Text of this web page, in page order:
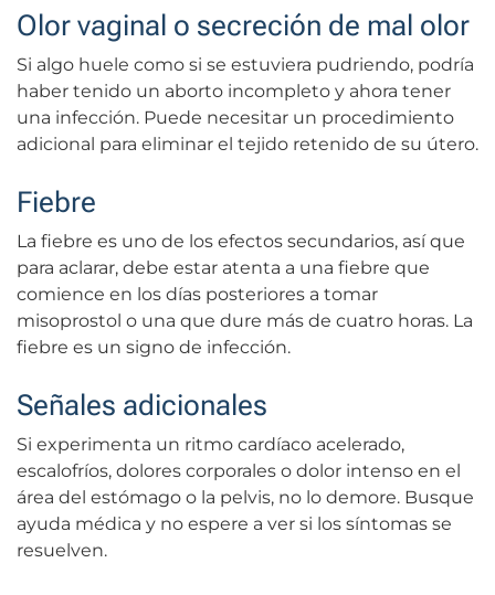
Olor vaginal o secreción de mal olor
Si algo huele como si se estuviera pudriendo, podría
haber tenido un aborto incompleto y ahora tener
una infección. Puede necesitar un procedimiento
adicional para eliminar el tejido retenido de su útero.
Fiebre
La fiebre es uno de los efectos secundarios, así que
para aclarar, debe estar atenta a una fiebre que
comience en los días posteriores a tomar
misoprostol o una que dure más de cuatro horas. La
fiebre es un signo de infección.
Señales adicionales
Si experimenta un ritmo cardíaco acelerado,
escalofríos, dolores corporales o dolor intenso en el
área del estómago o la pelvis, no lo demore. Busque
ayuda médica y no espere a ver si los síntomas se
resuelven.